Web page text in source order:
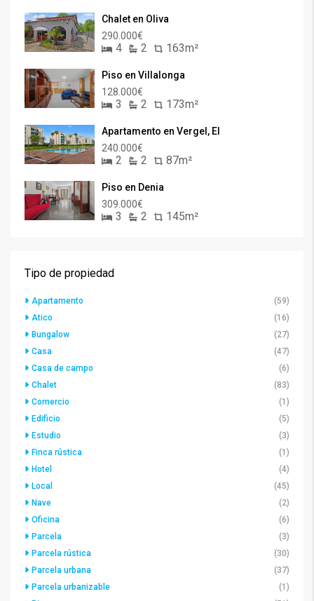
Chalet en Oliva
290.000€
4 2 163m²
Piso en Villalonga
128.000€
3 2 173m²
Apartamento en Vergel, El
240.000€
2 2 87m²
Piso en Denia
309.000€
3 2 145m²
Tipo de propiedad
Apartamento
(59)
Atico
(16)
Bungalow
(27)
Casa
(47)
Casa de campo
(6)
Chalet
(83)
Comercio
(1)
Edificio
(5)
Estudio
(3)
Finca rústica
(1)
Hotel
(4)
Local
(45)
Nave
(2)
Oficina
(6)
Parcela
(3)
Parcela rústica
(30)
Parcela urbana
(37)
Parcela urbanizable
(1)